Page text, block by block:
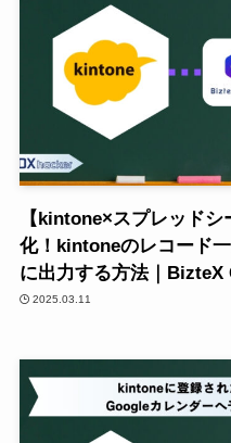
【kintone×スプレッド
化！kintoneのレコード
に出力する方法｜BizteX
2025.03.11